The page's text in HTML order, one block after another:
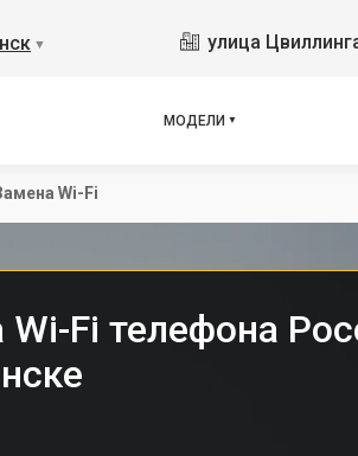
▼ улица
МОДЕЛИ
X3 GT
X3 Pro
Wi-Fi
Fi телефона